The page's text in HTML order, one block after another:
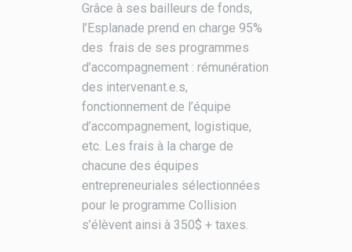
Grâce à ses bailleurs de fonds,
l’Esplanade prend en charge 95%
des frais de ses programmes
d’accompagnement : rémunération
des intervenant.e.s,
fonctionnement de l’équipe
d’accompagnement, logistique,
etc. Les frais à la charge de
chacune des équipes
entrepreneuriales sélectionnées
pour le programme Collision
s’élèvent ainsi à 350$ + taxes.